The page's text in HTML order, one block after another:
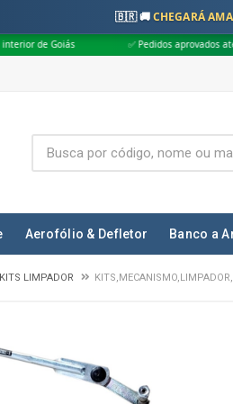
🇧🇷 🚚CHEGARÁ
✅ Pedidos aprovados até às 18h
Aerofólio & Defletor Banco a
KITS LIMPADOR